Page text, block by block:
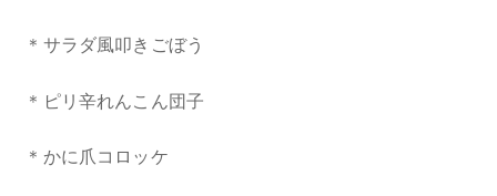
＊サラダ風叩きごぼう
＊ピリ辛れんこん団子
＊かに爪コロッケ